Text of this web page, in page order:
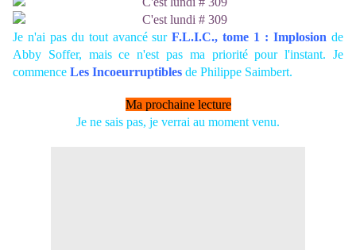
Je n'ai pas du tout avancé surF.L.I.C., tome 1 : Implosion de
Abby Soffer, mais ce n'est pas ma priorité pour l'instant. Je
commence Les Incoeurruptibles de Philippe Saimbert.
Ma prochaine lecture
Je ne sais pas, je verrai au moment venu.